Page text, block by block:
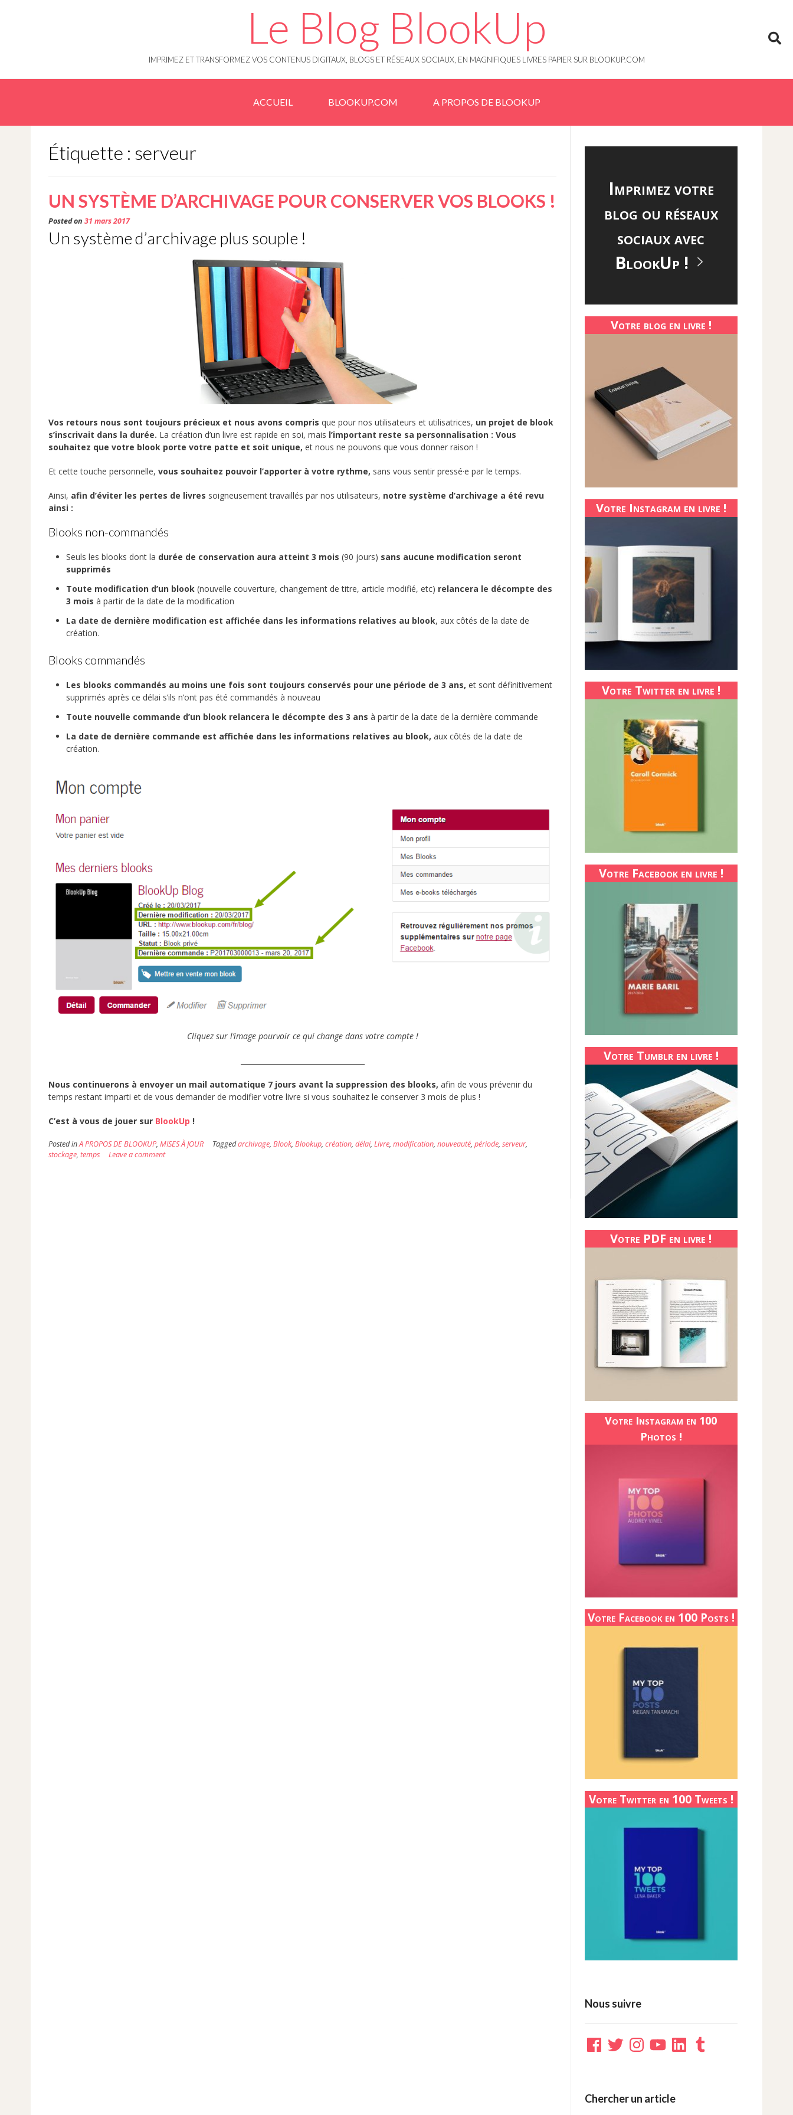
Le Blog BlookUp
IMPRIMEZ ET TRANSFORMEZ VOS CONTENUS DIGITAUX, BLOGS ET RÉSEAUX SOCIAUX, EN MAGNIFIQUES LIVRES PAPIER SUR BLOOKUP.COM
ACCUEIL BLOOKUP.COM A PROPOS DE BLOOKUP
Étiquette : serveur
UN SYSTÈME D’ARCHIVAGE POUR CONSERVER VOS BLOOKS !
Posted on 31 mars 2017
Un système d’archivage plus souple !
Vos retours nous sont toujours précieux et nous avons compris que pour nos utilisateurs et utilisatrices, un projet de blook
s’inscrivait dans la durée. La création d’un livre est rapide en soi, mais l’important reste sa personnalisation : Vous
souhaitez que votre blook porte votre patte et soit unique, et nous ne pouvons que vous donner raison !
Et cette touche personnelle, vous souhaitez pouvoir l’apporter à votre rythme, sans vous sentir pressé·e par le temps.
Ainsi, afin d’éviter les pertes de livres soigneusement travaillés par nos utilisateurs, notre système d’archivage a été revu
ainsi :
Blooks non-commandés
Seuls les blooks dont la durée de conservation aura atteint 3 mois (90 jours) sans aucune modification seront
supprimés
Toute modification d’un blook (nouvelle couverture, changement de titre, article modifié, etc) relancera le décompte des
3 mois à partir de la date de la modification
La date de dernière modification est affichée dans les informations relatives au blook, aux côtés de la date de
création.
Blooks commandés
Les blooks commandés au moins une fois sont toujours conservés pour une période de 3 ans, et sont définitivement
supprimés après ce délai s’ils n’ont pas été commandés à nouveau
Toute nouvelle commande d’un blook relancera le décompte des 3 ans à partir de la date de la dernière commande
La date de dernière commande est affichée dans les informations relatives au blook, aux côtés de la date de
création.
Cliquez sur l’image pourvoir ce qui change dans votre compte !
Nous continuerons à envoyer un mail automatique 7 jours avant la suppression des blooks, afin de vous prévenir du
temps restant imparti et de vous demander de modifier votre livre si vous souhaitez le conserver 3 mois de plus !
C’est à vous de jouer sur BlookUp !
Posted inA PROPOS DE BLOOKUP, MISES À JOUR Taggedarchivage, Blook, Blookup, création, délai, Livre, modification, nouveauté, période, serveur,
stockage, temps Leave a comment
Imprimez votre
blog ou réseaux
sociaux avec
BlookUp !
Votre blog en livre !
Votre Instagram en livre !
Votre Twitter en livre !
Votre Facebook en livre !
Votre Tumblr en livre !
Votre PDF en livre !
Votre Instagram en 100
Photos !
Votre Facebook en 100 Posts !
Votre Twitter en 100 Tweets !
Nous suivre
Facebook
TwitterInstagramYouTubeLinkedInTumblr
Chercher un article